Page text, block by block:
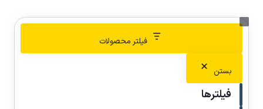
فیلتر محصولات
بستن
فیلترها